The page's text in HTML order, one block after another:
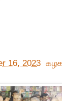
16, 2023